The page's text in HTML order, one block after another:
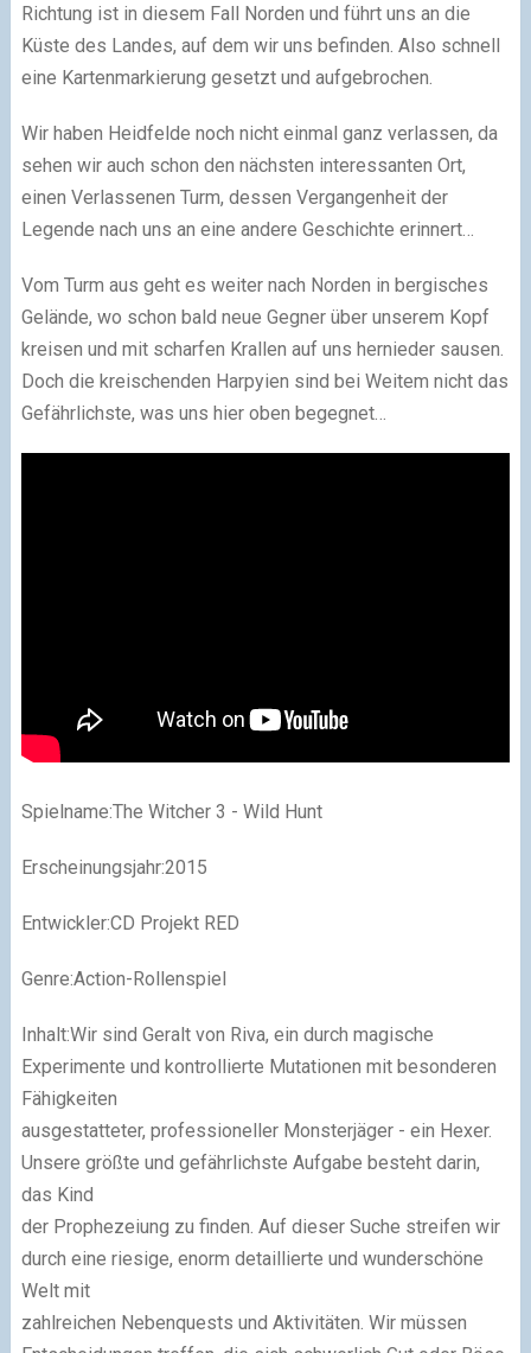
Richtung ist in diesem Fall Norden und führt uns an die
Küste des Landes, auf dem wir uns befinden. Also schnell
eine Kartenmarkierung gesetzt und aufgebrochen.
Wir haben Heidfelde noch nicht einmal ganz verlassen, da
sehen wir auch schon den nächsten interessanten Ort,
einen Verlassenen Turm, dessen Vergangenheit der
Legende nach uns an eine andere Geschichte erinnert…
Vom Turm aus geht es weiter nach Norden in bergisches
Gelände, wo schon bald neue Gegner über unserem Kopf
kreisen und mit scharfen Krallen auf uns hernieder sausen.
Doch die kreischenden Harpyien sind bei Weitem nicht das
Gefährlichste, was uns hier oben begegnet…
Spielname:The Witcher 3 - Wild Hunt
Erscheinungsjahr:2015
Entwickler:CD Projekt RED
Genre:Action-Rollenspiel
Inhalt:Wir sind Geralt von Riva, ein durch magische
Experimente und kontrollierte Mutationen mit besonderen
Fähigkeiten
ausgestatteter, professioneller Monsterjäger - ein Hexer.
Unsere größte und gefährlichste Aufgabe besteht darin,
das Kind
der Prophezeiung zu finden. Auf dieser Suche streifen wir
durch eine riesige, enorm detaillierte und wunderschöne
Welt mit
zahlreichen Nebenquests und Aktivitäten. Wir müssen